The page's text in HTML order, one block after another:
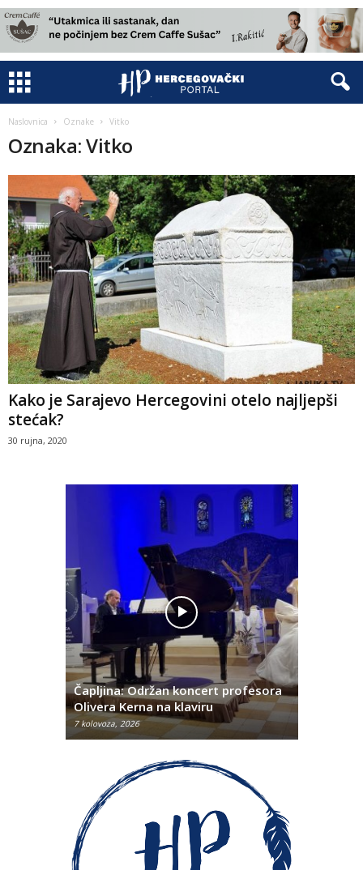
Naslovnica Oznake Vitko
Oznaka: Vitko
Kako je Sarajevo Hercegovini otelo najljepši
stećak?
30 rujna, 2020
Čapljina: Održan koncert profesora
Olivera Kerna na klaviru
7 kolovoza, 2026